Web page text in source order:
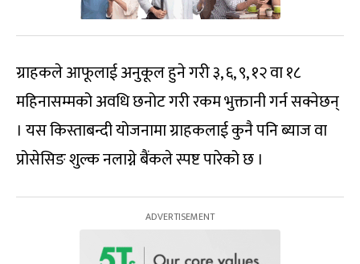
ग्राहकले आफूलाई अनुकूल हुने गरी ३, ६, ९, १२ वा १८
महिनासम्मको अवधि छनोट गरी रकम भुक्तानी गर्न सक्नेछन्
। यस किस्ताबन्दी योजनामा ग्राहकलाई कुनै पनि ब्याज वा
प्रोसेसिङ शुल्क नलाग्ने बैंकले स्पष्ट पारेको छ ।